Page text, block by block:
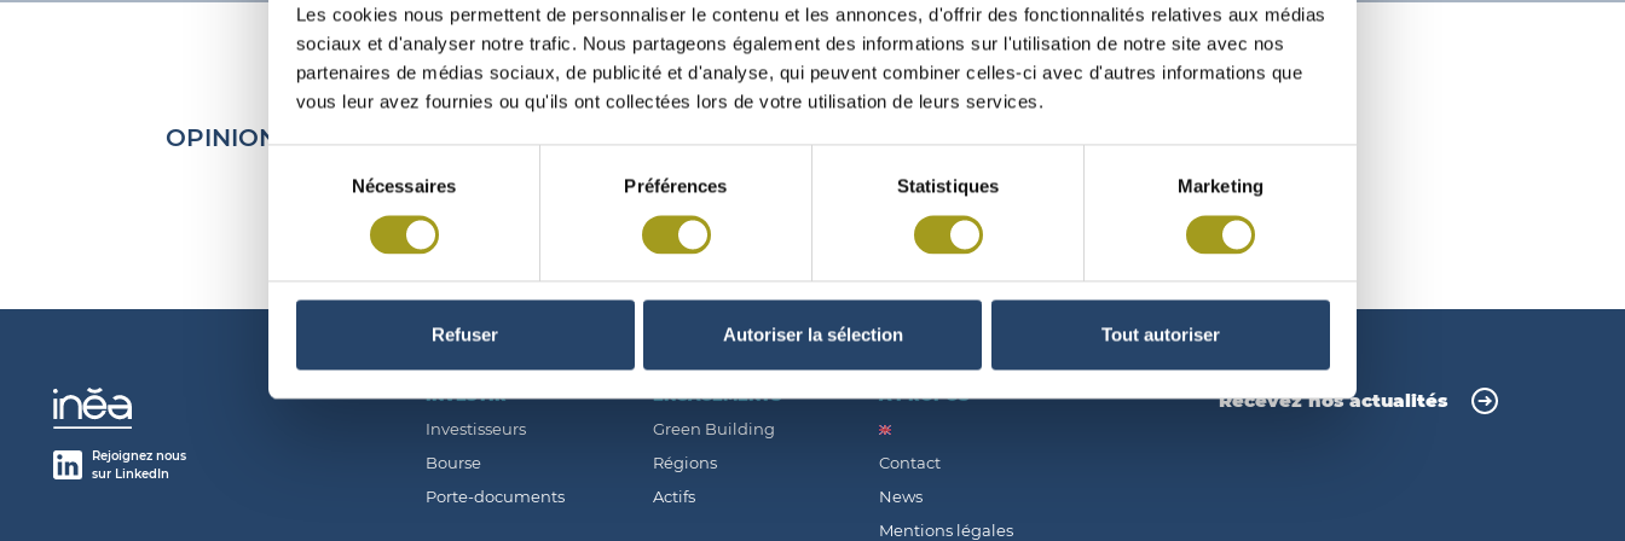
Les cookies nous permettent de personnaliser le contenu et les annonces, d'offrir des fonctionnalités relatives aux médias
sociaux et d'analyser notre trafic. Nous partageons également des informations sur l'utilisation de notre site avec nos
partenaires de médias sociaux, de publicité et d'analyse, qui peuvent combiner celles-ci avec d'autres informations que
vous leur avez fournies ou qu'ils ont collectées lors de votre utilisation de leurs services.
consentement
Nécessaires Préférences Statistiques Marketing
Refuser Autoriser la sélection Tout autoriser
OPINION VIGEO EIRIS PLACEMENT PRIVÉ « GREEN »
Rejoignez nous
sur LinkedIn
INVESTIR
Investisseurs
Bourse
Porte-documents
ENGAGEMENTS
Green Building
Régions
Actifs
À PROPOS
Contact
News
Mentions légales
Recevez nos actualités